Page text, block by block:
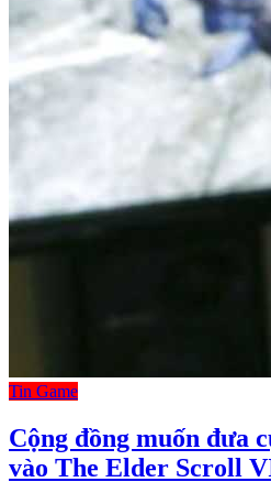
Tin Game
Cộng đồng muốn đưa
vào The Elder Scroll